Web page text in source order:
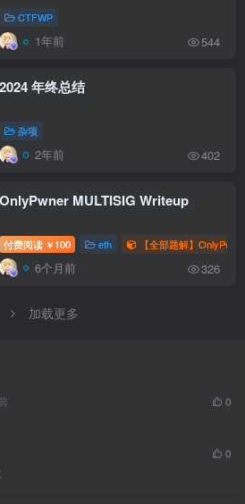
CTFWP
1年前 544
2024 年终总结
杂项
2年前 402
OnlyPwner MULTISIG Writeup
付费阅读 ￥ 100 eth 【全部题解】
6个月前 326
加载更多
0
0